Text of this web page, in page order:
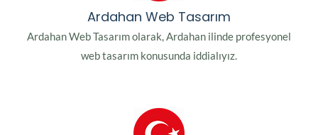
Ardahan Web Tasarım
Ardahan Web Tasarım olarak, Ardahan ilinde profesyonel
web tasarım konusunda iddialıyız.